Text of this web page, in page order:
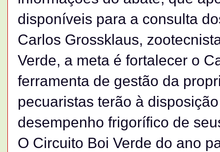
disponíveis para a consulta
Carlos Grossklaus,
Verde, a meta é fortalecer o
ferramenta de gestão da
pecuaristas terão à
desempenho frigorífico de
O Circuito Boi Verde do ano